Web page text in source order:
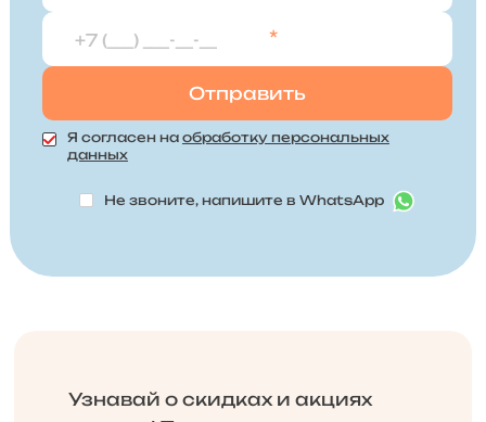
*
Я согласен на обработку персональных
данных
Не звоните, напишите в WhatsApp
Узнавай о скидках и акциях